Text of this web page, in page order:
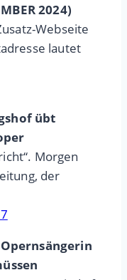
2024)
Webseite
lautet
übt
Morgen
der